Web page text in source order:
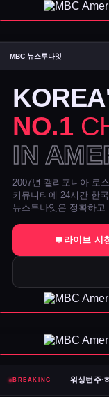
NO.1
IN
2007년 캘리포니아 로
커뮤니티에 24시간 한
뉴스투나잇은 정확하
라이브 시
ON AIR — LIVE
MBC 뉴스투나잇
BREAKING
트럼프
美 시카고
전직 검사
Meta, 전
워싱턴주·